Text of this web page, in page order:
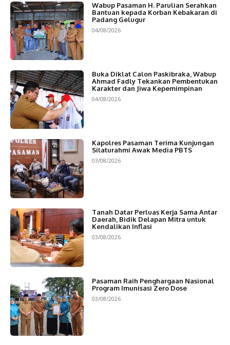
Wabup Pasaman H. Parulian Serahkan
Bantuan kepada Korban Kebakaran di
Padang Gelugur
04/08/2026
Buka Diklat Calon Paskibraka, Wabup
Ahmad Fadly Tekankan Pembentukan
Karakter dan Jiwa Kepemimpinan
04/08/2026
Kapolres Pasaman Terima Kunjungan
Silaturahmi Awak Media PBTS
03/08/2026
Tanah Datar Perluas Kerja Sama Antar
Daerah, Bidik Delapan Mitra untuk
Kendalikan Inflasi
03/08/2026
Pasaman Raih Penghargaan Nasional
Program Imunisasi Zero Dose
03/08/2026